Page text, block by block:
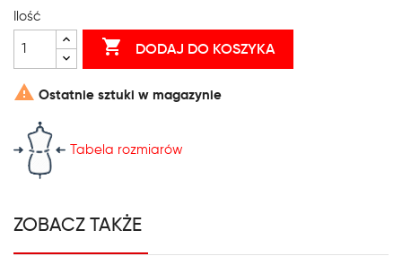
Ilość
 DODAJ DO KOSZYKA
 Ostatnie sztuki w magazynie
Tabela rozmiarów
ZOBACZ TAKŻE